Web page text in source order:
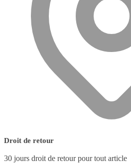
Droit de retour
30 jours droit de retour pour tout article